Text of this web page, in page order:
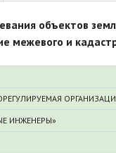
объектов
межевого и
ИНЖЕНЕРЫ»